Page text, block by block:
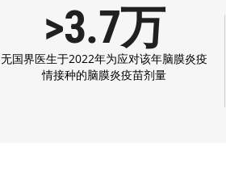
>3.7万
无国界医生于2022年为应对该年脑膜炎疫
情接种的脑膜炎疫苗剂量